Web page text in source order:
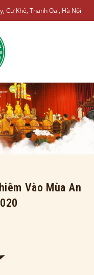
Cự Khê, Thanh Oai, Hà Nội
Vào Mùa An